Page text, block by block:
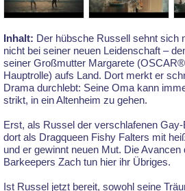
Inhalt: Der hübsche Russell sehnt sich
nicht bei seiner neuen Leidenschaft –
seiner Großmutter Margarete
Hauptrolle) aufs Land. Dort merkt er
Drama durchlebt: Seine Oma kann
strikt, in ein Altenheim zu gehen.
Erst, als Russel der verschlafenen
dort als Dragqueen Fishy Falters mit
und er gewinnt neuen Mut. Die
Barkeepers Zach tun hier ihr Übriges.
Ist Russel jetzt bereit, sowohl seine